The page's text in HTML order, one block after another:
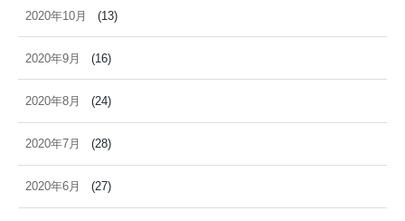
2020年10月 (13)
2020年9月 (16)
2020年8月 (24)
2020年7月 (28)
2020年6月 (27)